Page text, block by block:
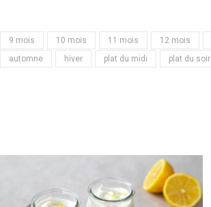
9 mois 10 mois 11 mois 12 mois
automne
hiver plat du midi plat du soir